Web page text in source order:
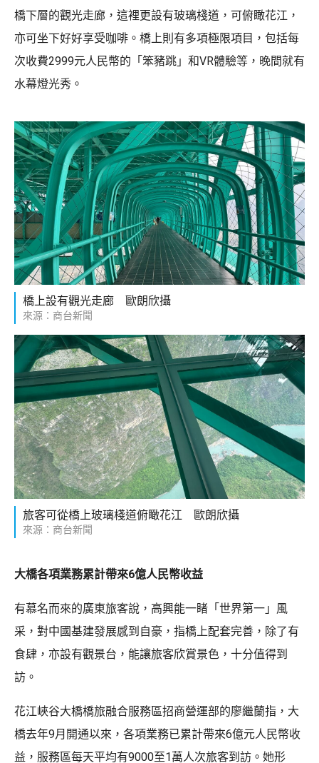
橋下層的觀光走廊，這裡更設有玻璃棧道，可俯瞰花江，
亦可坐下好好享受咖啡。橋上則有多項極限項目，包括每
次收費2999元人民幣的「笨豬跳」和VR體驗等，晚間就有
水幕燈光秀。
橋上設有觀光走廊 歐朗欣攝
來源：商台新聞
旅客可從橋上玻璃棧道俯瞰花江 歐朗欣攝
來源：商台新聞
大橋各項業務累計帶來6億人民幣收益
有慕名而來的廣東旅客說，高興能一睹「世界第一」風
采，對中國基建發展感到自豪，指橋上配套完善，除了有
食肆，亦設有觀景台，能讓旅客欣賞景色，十分值得到
訪。
花江峽谷大橋橋旅融合服務區招商營運部的廖繼蘭指，大
橋去年9月開通以來，各項業務已累計帶來6億元人民幣收
益，服務區每天平均有9000至1萬人次旅客到訪。她形